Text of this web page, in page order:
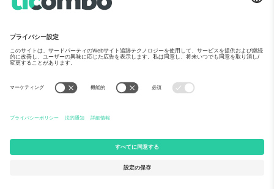
Regus Sofia City West, bul
Bulgaria
Mexico
Av Chapultepec 360, Roma
Norte, Cuauhtémoc, 06700
Mexico
Platform provider legal entity might vary depending on location,
event and/or domain.詳細は各イベントページをご確認ください。,
© 2026 Ticombo. 無断転載を禁じます.